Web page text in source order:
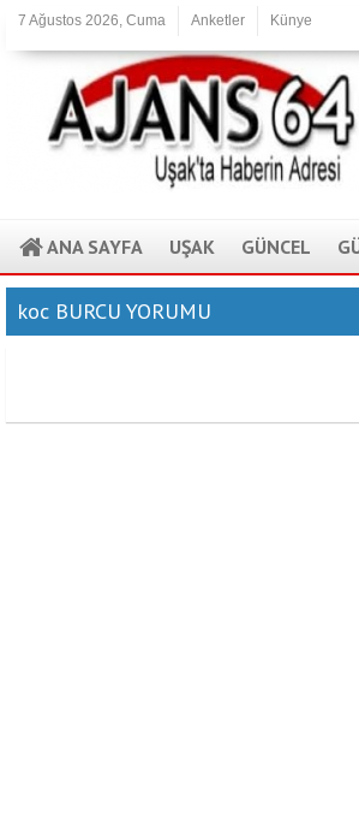
7 Ağustos 2026, Cuma Anketler Künye
ANA SAYFA UŞAK GÜNCEL
koc BURCU YORUMU